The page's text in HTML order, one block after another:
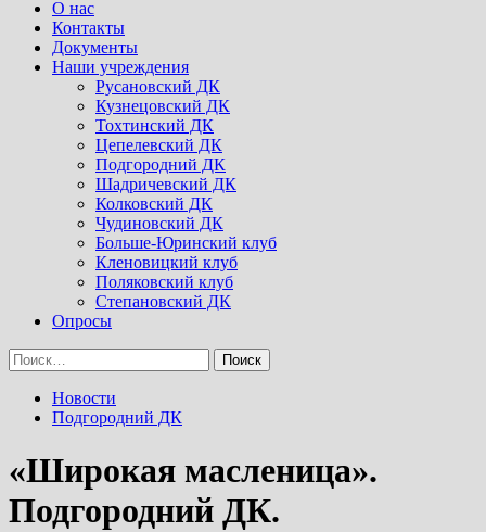
Menu
О нас
Контакты
Документы
Наши учреждения
Русановский ДК
Кузнецовский ДК
Тохтинский ДК
Цепелевский ДК
Подгородний ДК
Шадричевский ДК
Колковский ДК
Чудиновский ДК
Больше-Юринский клуб
Кленовицкий клуб
Поляковский клуб
Степановский ДК
Опросы
Найти:
Новости
Подгородний ДК
«Широкая масленица».
Подгородний ДК.